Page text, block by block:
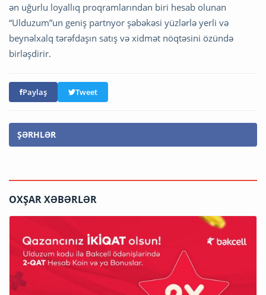
ən uğurlu loyallıq proqramlarından biri hesab olunan
“Ulduzum”un geniş partnyor şəbəkəsi yüzlərlə yerli və
beynəlxalq tərəfdaşın satış və xidmət nöqtəsini özündə
birləşdirir.
Paylaş Tweet
ŞƏRHLƏR
OXŞAR XƏBƏRLƏR